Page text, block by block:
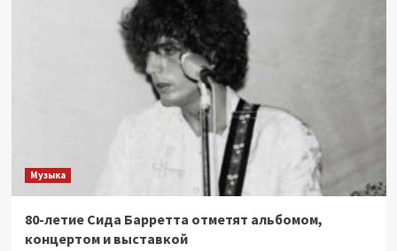
Джови
восстановил
голос
Музыка
80-летие Сида Барретта отметят альбомом,
концертом и выставкой